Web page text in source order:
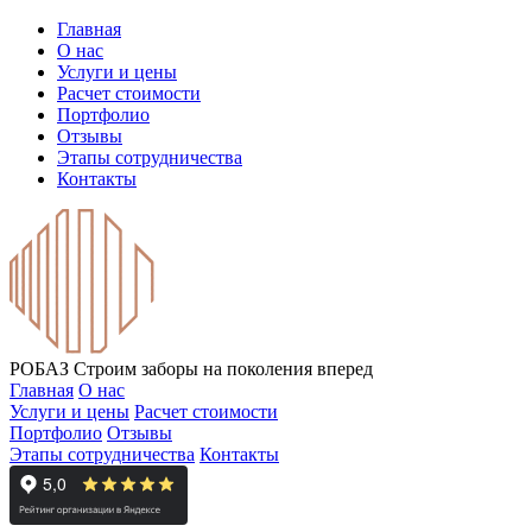
Главная
О нас
Услуги и цены
Расчет стоимости
Портфолио
Отзывы
Этапы сотрудничества
Контакты
РОБАЗ Строим заборы на поколения вперед
Главная О нас
Услуги и цены Расчет стоимости
Портфолио Отзывы
Этапы сотрудничества Контакты